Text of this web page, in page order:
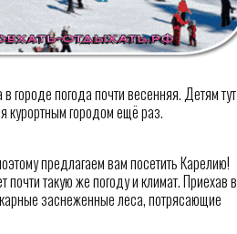
городе погода почти весенняя. Детям тут
курортным городом ещё раз.
предлагаем вам посетить Карелию!
такую же погоду и климат. Приехав в
заснеженные леса, потрясающие